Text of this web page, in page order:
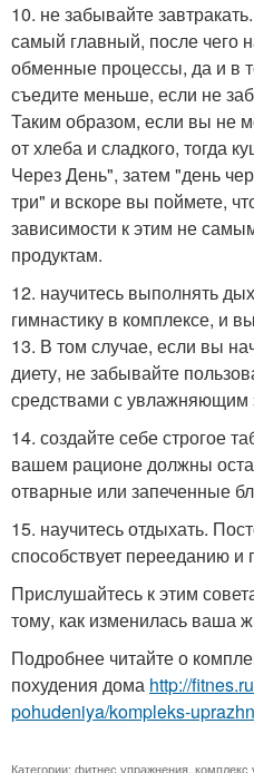
10. не забывайте
самый главный, после чего
обменные процессы, да и в
съедите меньше, если не
Таким образом, если вы не
от хлеба и сладкого, тогда
Через День", затем "день
три" и вскоре вы поймете,
зависимости к этим не
продуктам.
12. научитесь выполнять
гимнастику в комплексе, и
13. В том случае, если вы
диету, не забывайте
средствами с
14. создайте себе строгое
вашем рационе должны
отварные или запеченные
15. научитесь отдыхать.
способствует перееданию и
Прислушайтесь к этим
тому, как изменилась ваша
Подробнее читайте о
похудения дома http://
pohudeniya/kompleks-
Категории: фитнес упражнения комплекс